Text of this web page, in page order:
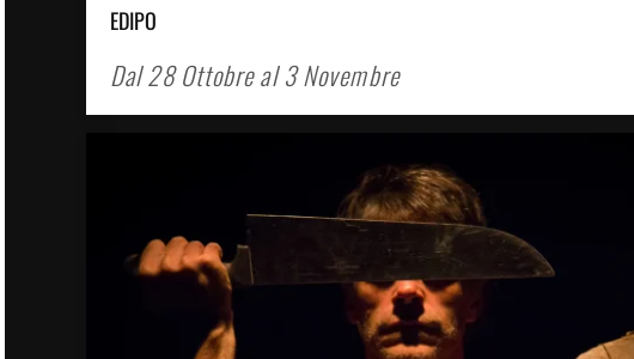
EDIPO
Dal 28 Ottobre al 3 Novembre